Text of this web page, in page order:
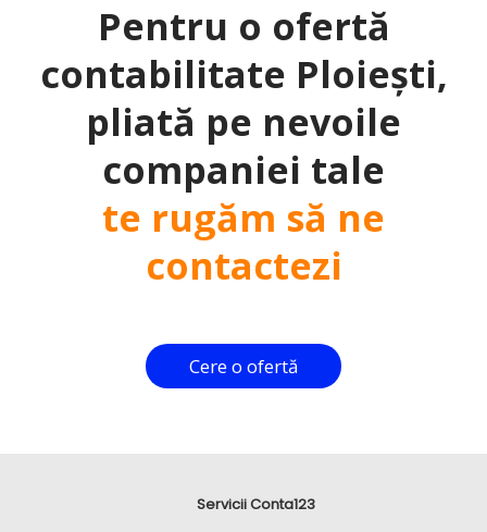
Pentru o ofertă
contabilitate Ploiești,
pliată pe nevoile
companiei tale
te rugăm să ne
contactezi
Cere o ofertă
Servicii Conta123